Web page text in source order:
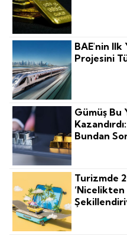
BAE'nin Ilk
Projesini
Gümüş Bu
Bundan
Turizmde